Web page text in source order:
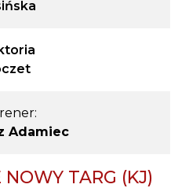
Adamiec
TARG (KJ)